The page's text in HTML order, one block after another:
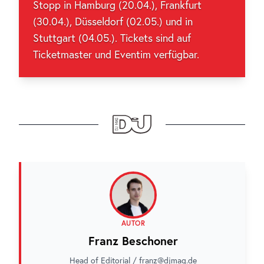
Stopp in Hamburg (20.04.), Frankfurt
(30.04.), Düsseldorf (02.05.) und in
Stuttgart (04.05.). Tickets sind auf
Ticketmaster und Eventim verfügbar.
AUTOR
Franz Beschoner
Head of Editorial / franz@djmag.de